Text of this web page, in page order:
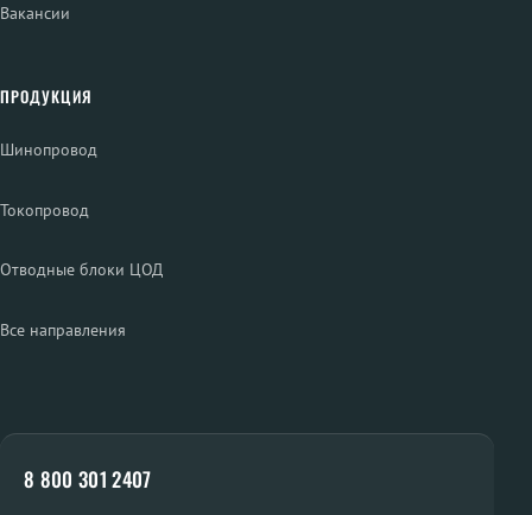
Вакансии
ПРОДУКЦИЯ
Шинопровод
Токопровод
Отводные блоки ЦОД
Все направления
8 800 301 2407